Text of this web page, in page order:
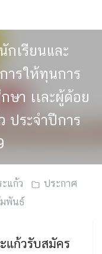
กเรียนและ
ารให้ทุนการ
ษา เเละผู้ด้อย
ประจำปีการ
แก้ว
ประกาศ
พันธ์
แก้วรับสมัคร